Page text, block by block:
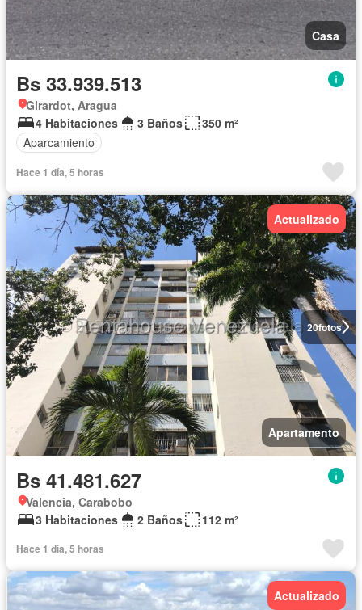
Casa
Bs 33.939.513
Girardot, Aragua
4 Habitaciones
3 Baños
350 m²
Aparcamiento
Hace 1 día, 5 horas
20fotos
Actualizado
Apartamento
Bs 41.481.627
Valencia, Carabobo
3 Habitaciones
2 Baños 112 m²
Hace 1 día, 5 horas
Actualizado